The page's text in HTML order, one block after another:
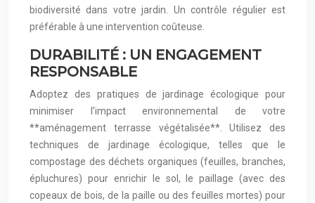
biodiversité dans votre jardin. Un contrôle régulier est
préférable à une intervention coûteuse.
DURABILITÉ : UN ENGAGEMENT
RESPONSABLE
Adoptez des pratiques de jardinage écologique pour
minimiser l’impact environnemental de votre
**aménagement terrasse végétalisée**. Utilisez des
techniques de jardinage écologique, telles que le
compostage des déchets organiques (feuilles, branches,
épluchures) pour enrichir le sol, le paillage (avec des
copeaux de bois, de la paille ou des feuilles mortes) pour